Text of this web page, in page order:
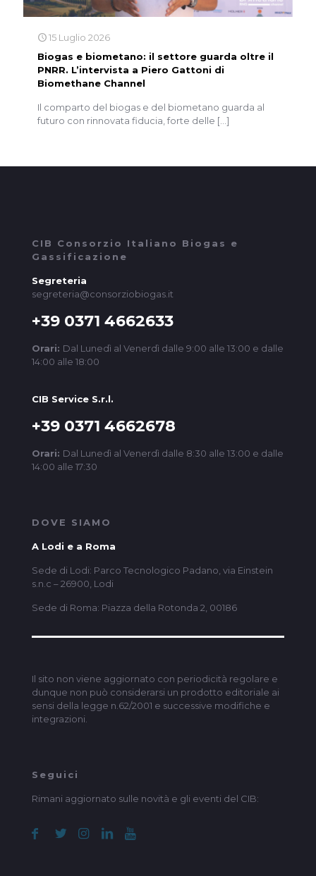
15 Luglio 2026
Biogas e biometano: il settore guarda oltre il
PNRR. L’intervista a Piero Gattoni di
Biomethane Channel
Il comparto del biogas e del biometano guarda al
futuro con rinnovata fiducia, forte delle […]
CIB Consorzio Italiano Biogas e
Gassificazione
Segreteria
segreteria@consorziobiogas.it
+39 0371 4662633
Orari: Dal Lunedì al Venerdì dalle 9:00 alle 13:00 e dalle
14:00 alle 18:00
CIB Service S.r.l.
+39 0371 4662678
Orari: Dal Lunedì al Venerdì dalle 8:30 alle 13:00 e dalle
14:00 alle 17:30
DOVE SIAMO
A Lodi e a Roma
Sede di Lodi: Parco Tecnologico Padano, via Einstein
s.n.c – 26900, Lodi
Sede di Roma: Piazza della Rotonda 2, 00186
Il sito non viene aggiornato con periodicità regolare e
dunque non può considerarsi un prodotto editoriale ai
sensi della legge n.62/2001 e successive modifiche e
integrazioni.
Seguici
Rimani aggiornato sulle novità e gli eventi del CIB: